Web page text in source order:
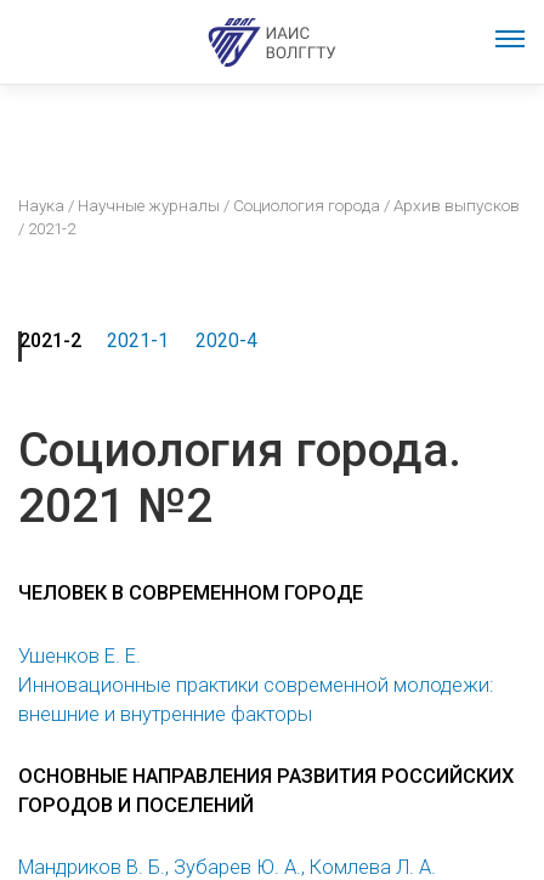
Наука / Научные журналы / Социология города /Архив выпусков
/ 2021-2
2021-2 2021-1 2020-4
Социология города.
2021 №2
ЧЕЛОВЕК В СОВРЕМЕННОМ ГОРОДЕ
Ушенков Е. Е.
Инновационные практики современной молодежи:
внешние и внутренние факторы
ОСНОВНЫЕ НАПРАВЛЕНИЯ РАЗВИТИЯ РОССИЙСКИХ
ГОРОДОВ И ПОСЕЛЕНИЙ
Мандриков В. Б., Зубарев Ю. А., Комлева Л. А.